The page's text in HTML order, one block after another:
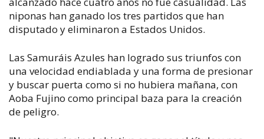
niponas han ganado los tres partidos que han
disputado y eliminaron a Estados Unidos.
Las Samuráis Azules han logrado sus triunfos con
una velocidad endiablada y una forma de presionar
y buscar puerta como si no hubiera mañana, con
Aoba Fujino como principal baza para la creación
de peligro.